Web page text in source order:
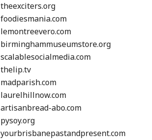
theexciters.org
foodiesmania.com
lemontreevero.com
birminghammuseumstore.org
scalablesocialmedia.com
thelip.tv
madparish.com
laurelhillnow.com
artisanbread-abo.com
pysoy.org
yourbrisbanepastandpresent.com